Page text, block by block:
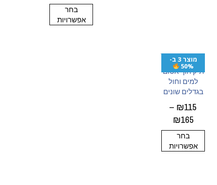
בחר
אפשרויות
מוצר 3 ב-
50%
תיק חוף אטום
למים וחול
בגדלים שונים
₪115
–
₪165
בחר
אפשרויות